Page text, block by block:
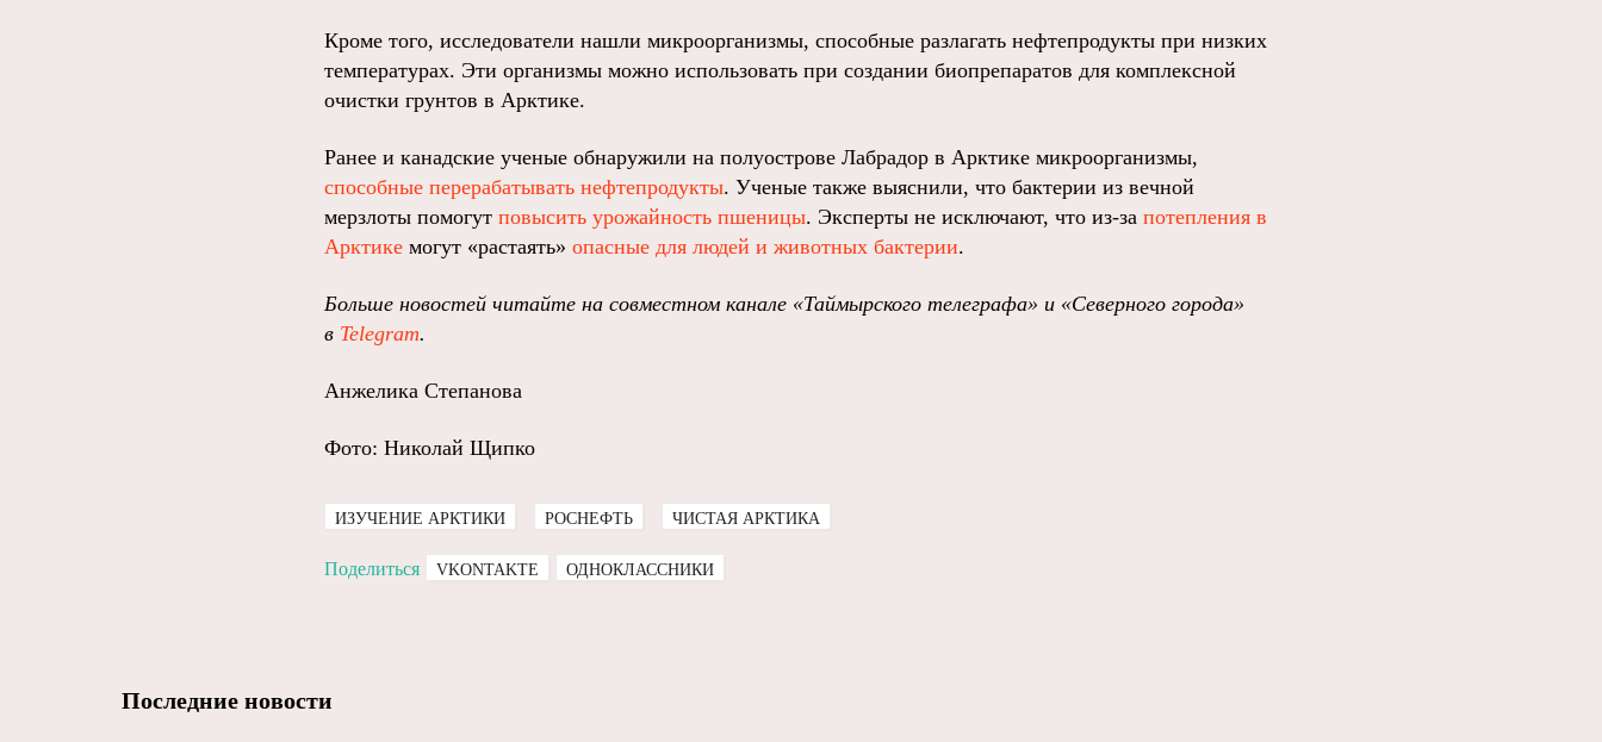
Кроме того, исследователи нашли микроорганизмы, способные разлагать нефтепродукты при низких
температурах. Эти организмы можно использовать при создании биопрепаратов для комплексной
очистки грунтов в Арктике.
Ранее и канадские ученые обнаружили на полуострове Лабрадор в Арктике микроорганизмы,
способные перерабатывать нефтепродукты. Ученые также выяснили, что бактерии из вечной
мерзлоты помогут повысить урожайность пшеницы. Эксперты не исключают, что из-за потепления в
Арктике могут «растаять» опасные для людей и животных бактерии.
Больше новостей читайте на совместном канале «Таймырского телеграфа» и «Северного города»
в Telegram.
Анжелика Степанова
Фото: Николай Щипко
ИЗУЧЕНИЕ АРКТИКИ РОСНЕФТЬ ЧИСТАЯ АРКТИКА
Поделиться VKONTAKTE ОДНОКЛАССНИКИ
Последние новости